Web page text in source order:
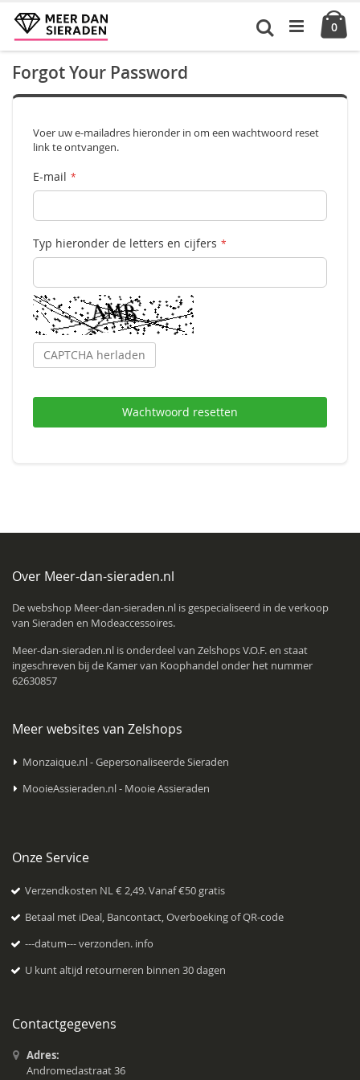
naar
de
inhoud
0
Zoek
Forgot Your Password
Voer uw e-mailadres hieronder in om een wachtwoord reset
link te ontvangen.
E-mail
Typ hieronder de letters en cijfers
CAPTCHA herladen
Wachtwoord resetten
Over Meer-dan-sieraden.nl
De webshop Meer-dan-sieraden.nl is gespecialiseerd in de verkoop
van Sieraden en Modeaccessoires.
Meer-dan-sieraden.nl is onderdeel van Zelshops V.O.F.en staat
ingeschreven bij de Kamer van Koophandel onder het nummer
62630857
Meer websites van Zelshops
Monzaique.nl - Gepersonaliseerde Sieraden
MooieAssieraden.nl - Mooie Assieraden
Onze Service
Verzendkosten NL € 2,49. Vanaf €50 gratis
Betaal met iDeal, Bancontact, Overboeking of QR-code
---datum--- verzonden. info
U kunt altijd retourneren binnen 30 dagen
Contactgegevens
Adres:
Andromedastraat 36